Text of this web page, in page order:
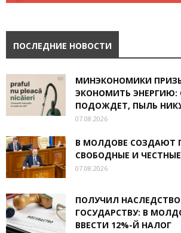
ПОСЛЕДНИЕ НОВОСТИ
МИНЭКОНОМИКИ
ЭКОНОМИТЬ ЭНЕРГИЮ:
ПОДОЖДЕТ, ПЫЛЬ
07.08.2026
В МОЛДОВЕ СОЗДАЮТ
СВОБОДНЫЕ И
07.08.2026
ПОЛУЧИЛ
ГОСУДАРСТВУ: В
ВВЕСТИ 12%-Й НАЛОГ